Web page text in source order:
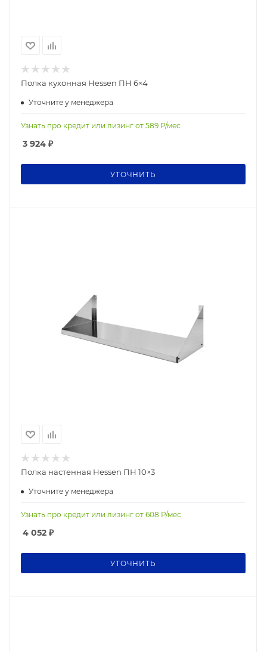
Полка кухонная Hessen ПН 6×4
Уточните у менеджера
Узнать про кредит или лизинг от 589 Р/мес
3 924 ₽
УТОЧНИТЬ
Полка настенная Hessen ПН 10×3
Уточните у менеджера
Узнать про кредит или лизинг от 608 Р/мес
4 052 ₽
УТОЧНИТЬ